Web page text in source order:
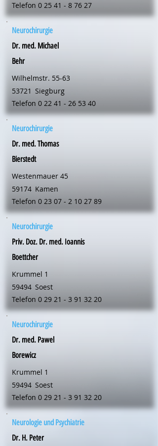
Telefon 0 25 41 - 8 76 27
Neurochirurgie
Dr. med. Michael
Behr
Wilhelmstr. 55-63
53721 Siegburg
Telefon 0 22 41 - 26 53 40
Neurochirurgie
Dr. med. Thomas
Bierstedt
Westenmauer 45
59174 Kamen
Telefon 0 23 07 - 2 10 27 89
Neurochirurgie
Priv. Doz. Dr. med. Ioannis
Boettcher
Krummel 1
59494 Soest
Telefon 0 29 21 - 3 91 32 20
Neurochirurgie
Dr. med. Pawel
Borewicz
Krummel 1
59494 Soest
Telefon 0 29 21 - 3 91 32 20
Neurologie und Psychiatrie
Dr. H. Peter